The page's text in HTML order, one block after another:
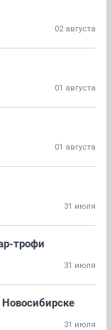
02 августа
01 августа
01 августа
31 июля
трофи
31 июля
31 июля